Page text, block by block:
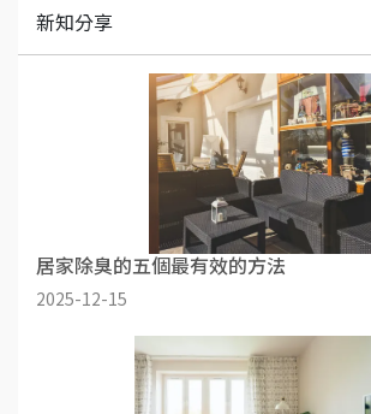
新知分享
居家除臭的五個最有效的方法
2025-12-15